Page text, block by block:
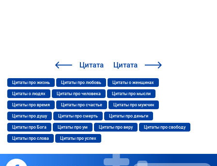
Цитата Цитата
Цитаты про жизнь Цитаты про любовь Цитаты о женщинах
Цитаты о людях Цитаты про человека Цитаты про мысли
Цитаты про время Цитаты про счастье Цитаты про мужчин
Цитаты про душу Цитаты про смерть Цитаты про деньги
Цитаты про Бога Цитаты про ум Цитаты про веру Цитаты про свободу
Цитаты про слова Цитаты про успех